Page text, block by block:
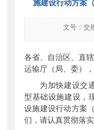
文号：交
交规
公开日期：2021
主题词 ： 交通
机构分类：综合规
主题分类：综合
公文类型：部文件
各省、自治区、直
运输厅（局、委）
为加快建设交
型基础设施建设，
设施建设行动方案
们，请认真贯彻落实